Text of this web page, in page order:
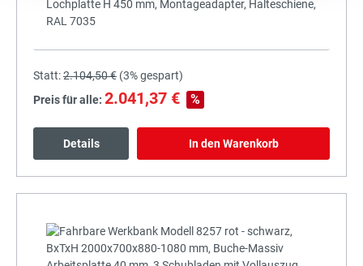
Statt:2.104,50 € (3%gespart)
Preis für alle: 2.041,37 € %
Details In den Warenkorb